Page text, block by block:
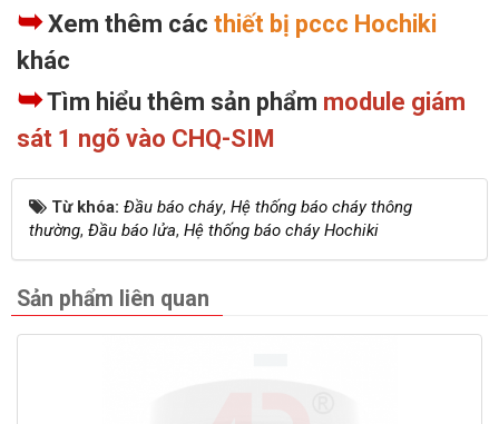
➥Xem thêm các thiết bị pccc Hochiki
khác
➥Tìm hiểu thêm sản phẩm module giám
sát 1 ngõ vào CHQ-SIM
Từ khóa: Đầu báo cháy, Hệ thống báo cháy thông
thường, Đầu báo lửa, Hệ thống báo cháy Hochiki
Sản phẩm liên quan